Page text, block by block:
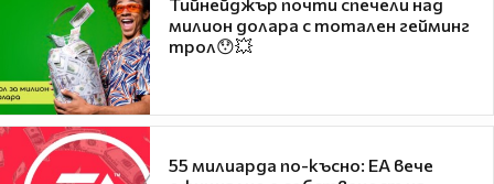
милион долара с тотален гейминг
трол😯💥
55 милиарда по-късно: EA вече